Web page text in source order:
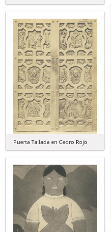
Puerta Tallada en Cedro Rojo